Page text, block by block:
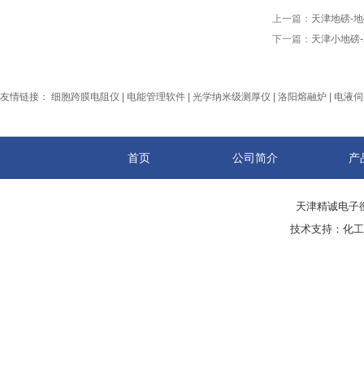
上一篇： 天津地磅-
下一篇： 天津小地磅
友情链接： 细胞跨膜电阻仪 电能管理软件 光学纳米级测厚仪 洛阳熔融炉 电液
首页 公司简介 产
天津精诚电
技术支持： 化